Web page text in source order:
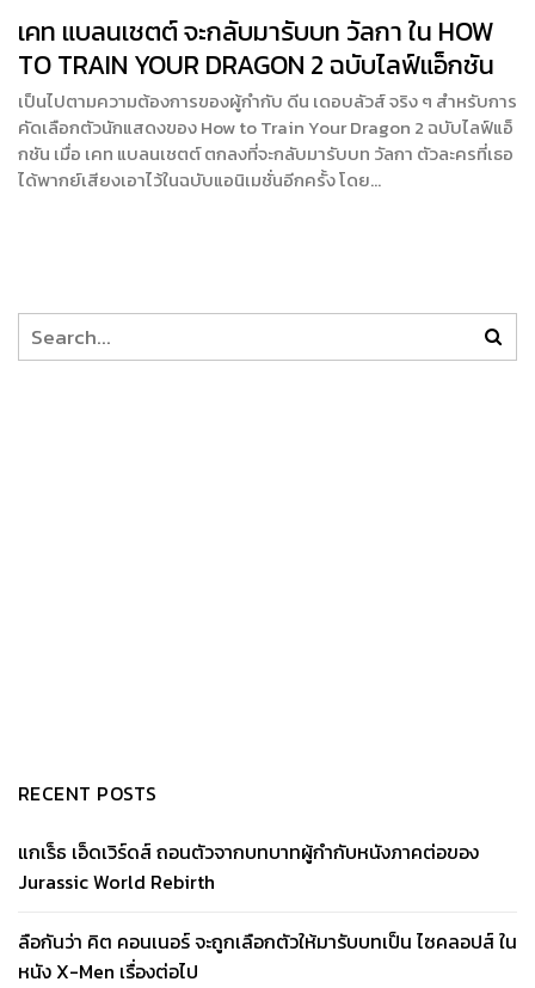
เคท แบลนเชตต์ จะกลับมารับบท วัลกา ใน HOW
TO TRAIN YOUR DRAGON 2 ฉบับไลฟ์แอ็กชัน
เป็นไปตามความต้องการของผู้กำกับ ดีน เดอบลัวส์ จริง ๆ สำหรับการ
คัดเลือกตัวนักแสดงของ How to Train Your Dragon 2 ฉบับไลฟ์แอ็
กชัน เมื่อ เคท แบลนเชตต์ ตกลงที่จะกลับมารับบท วัลกา ตัวละครที่เธอ
ได้พากย์เสียงเอาไว้ในฉบับแอนิเมชั่นอีกครั้ง โดย…
RECENT POSTS
แกเร็ธ เอ็ดเวิร์ดส์ ถอนตัวจากบทบาทผู้กำกับหนังภาคต่อของ
Jurassic World Rebirth
ลือกันว่า คิต คอนเนอร์ จะถูกเลือกตัวให้มารับบทเป็น ไซคลอปส์ ใน
หนัง X-Men เรื่องต่อไป